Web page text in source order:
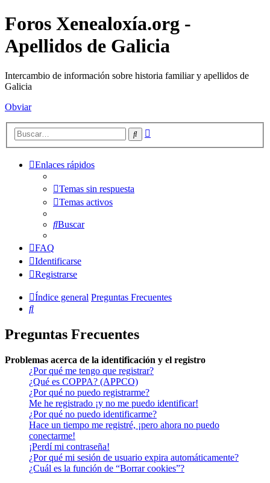
Foros Xenealoxía.org -
Apellidos de Galicia
Intercambio de información sobre historia familiar y apellidos de
Galicia
Obviar
Buscar
Enlaces rápidos
Temas sin respuesta
Temas activos
Buscar
FAQ
Identificarse
Registrarse
Índice general Preguntas Frecuentes
Buscar
Preguntas Frecuentes
Problemas acerca de la identificación y el registro
¿Por qué me tengo que registrar?
¿Qué es COPPA? (APPCO)
¿Por qué no puedo registrarme?
Me he registrado ¡y no me puedo identificar!
¿Por qué no puedo identificarme?
Hace un tiempo me registré, ¡pero ahora no puedo
conectarme!
¡Perdí mi contraseña!
¿Por qué mi sesión de usuario expira automáticamente?
¿Cuál es la función de “Borrar cookies”?